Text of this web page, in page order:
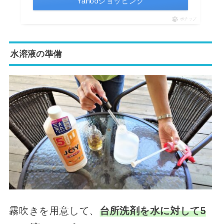
ポチップ
水溶液の準備
霧吹きを用意して、 台所洗剤を水に対して5